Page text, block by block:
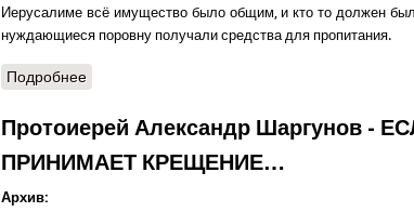
Иерусалиме всё имущество было общим, и кто то должен
нуждающиеся поровну получали средства для пропитания.
Подробнее
Протоиерей Александр Шаргунов -
ПРИНИМАЕТ КРЕЩЕНИЕ…
Архив: